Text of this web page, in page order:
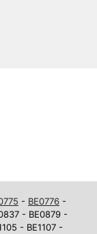
- BE0776 -
- BE0879 -
- BE1107 -